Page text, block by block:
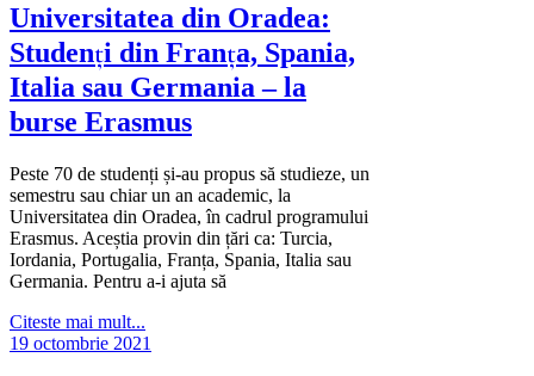
Universitatea din Oradea:
Studenți din Franța, Spania,
Italia sau Germania – la
burse Erasmus
Peste 70 de studenți și-au propus să studieze, un
semestru sau chiar un an academic, la
Universitatea din Oradea, în cadrul programului
Erasmus. Aceștia provin din țări ca: Turcia,
Iordania, Portugalia, Franța, Spania, Italia sau
Germania. Pentru a-i ajuta să
Citeste mai mult...
19 octombrie 2021